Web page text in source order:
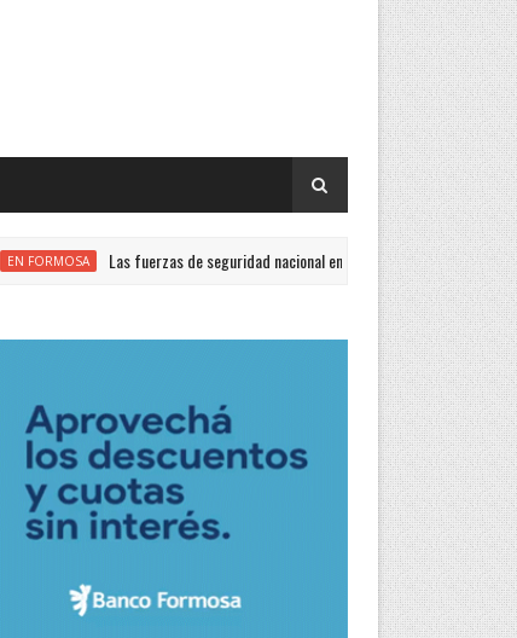
Las fuerzas de seguridad nacional encabezan el ranking de endeudados